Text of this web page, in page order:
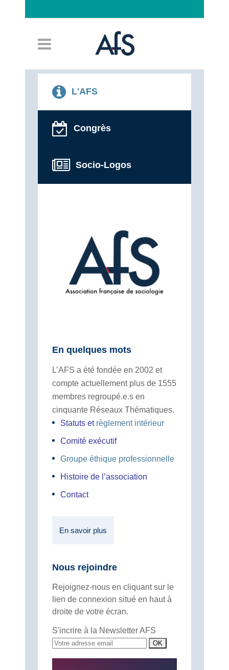
L'AFS
Congrès
Socio-Logos
En quelques mots
L’AFS a été fondée en 2002 et
compte actuellement plus de 1555
membres regroupé.e.s en
cinquante Réseaux Thématiques.
Statuts et règlement intérieur
Comité exécutif
Groupe éthique professionnelle
Histoire de l’association
Contact
En savoir plus
Nous rejoindre
Rejoignez-nous en cliquant sur le
lien de connexion situé en haut à
droite de votre écran.
S'incrire à la Newsletter AFS